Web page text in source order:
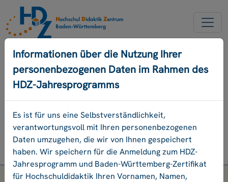
NEUER ACCOUNT
PASSWORD VERGESSEN
ENGLISCH
Programm
Login
Informationen über die Nutzung Ihrer
personenbezogenen Daten im Rahmen des
HDZ-Jahresprogramms
Es ist für uns eine Selbstverständlichkeit,
verantwortungsvoll mit Ihren personenbezogenen
Daten umzugehen, die wir von Ihnen gespeichert
haben. Wir speichern für die Anmeldung zum HDZ-
Jahresprogramm und Baden-Württemberg-Zertifikat
für Hochschuldidaktik Ihren Vornamen, Namen,